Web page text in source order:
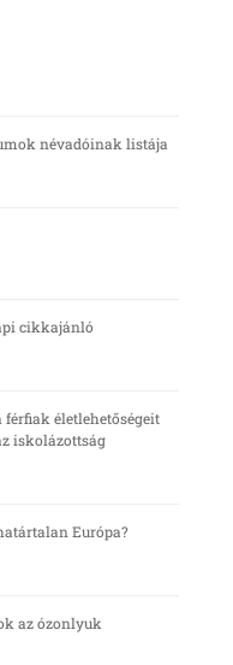
névadóinak listája
cikkajánló
életlehetőségeit
iskolázottság
Európa?
az ózonlyuk